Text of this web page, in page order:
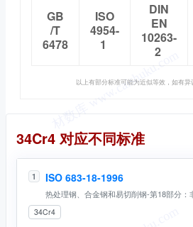
GB
/T
6478
ISO
4954-
1
DIN
EN
10263-
2
以上有部分标准可能为近似等效，如有
同名标准
34Cr4 对应不同标准
1 ISO 683-18-1996
热处理钢、合金钢和易切削钢-第18部分
34Cr4